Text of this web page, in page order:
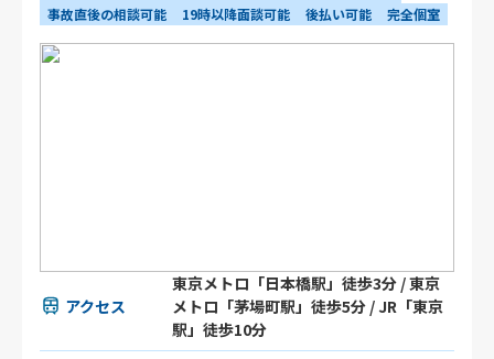
事故直後の相談可能
19時以降面談可能 後払い可能 完全個室
アクセス
東京メトロ「日本橋駅」徒歩3分 / 東京
メトロ「茅場町駅」徒歩5分 / JR「東京
駅」徒歩10分